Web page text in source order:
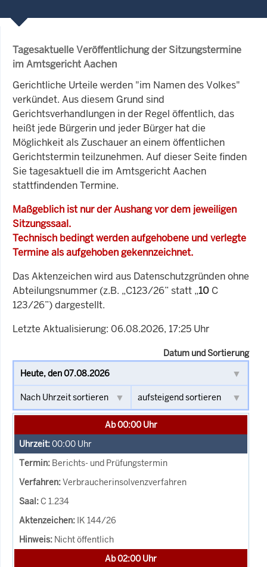
Tagesaktuelle Veröffentlichung der Sitzungstermine
im Amtsgericht Aachen
Gerichtliche Urteile werden "im Namen des Volkes"
verkündet. Aus diesem Grund sind
Gerichtsverhandlungen in der Regel öffentlich, das
heißt jede Bürgerin und jeder Bürger hat die
Möglichkeit als Zuschauer an einem öffentlichen
Gerichtstermin teilzunehmen. Auf dieser Seite finden
Sie tagesaktuell die im Amtsgericht Aachen
stattfindenden Termine.
Maßgeblich ist nur der Aushang vor dem jeweiligen
Sitzungssaal.
Technisch bedingt werden aufgehobene und verlegte
Termine als aufgehoben gekennzeichnet.
Das Aktenzeichen wird aus Datenschutzgründen ohne
Abteilungsnummer (z.B. „C123/26” statt „10 C
123/26”) dargestellt.
Letzte Aktualisierung: 06.08.2026, 17:25 Uhr
Datum und Sortierung
Ab 00:00 Uhr
00:00 Uhr
Berichts- und Prüfungstermin
Verbraucherinsolvenzverfahren
C 1.234
IK 144/26
Nicht öffentlich
Ab 02:00 Uhr